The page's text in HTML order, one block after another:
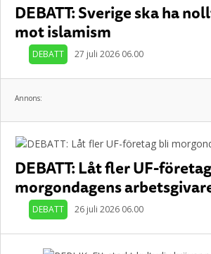
DEBATT: Sverige ska ha
mot islamism
DEBATT 27 juli 2026 06.00
Annons:
DEBATT: Låt fler UF-
morgondagens
DEBATT 26 juli 2026 06.00